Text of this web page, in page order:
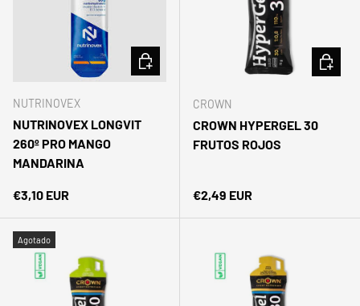
NUTRINOVEX
NUTRINOVEX LONGVIT
260º PRO MANGO
MANDARINA
Precio normal
€3,10 EUR
AÑADIR AL CARRITO
CROWN
CROWN HYPERGEL 30
FRUTOS ROJOS
Precio normal
€2,49 EUR
Agotado